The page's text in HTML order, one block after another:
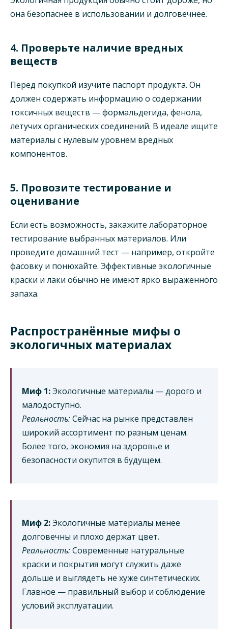
она безопаснее в использовании и долговечнее.
4. Проверьте наличие вредных
веществ
Перед покупкой изучите паспорт продукта. Он
должен содержать информацию о содержании
токсичных веществ — формальдегида, фенола,
летучих органических соединений. В идеале ищите
материалы с нулевым уровнем вредных
компонентов.
5. Провозите тестирование и
оценивание
Если есть возможность, закажите лабораторное
тестирование выбранных материалов. Или
проведите домашний тест — например, откройте
фасовку и понюхайте. Эффективные экологичные
краски и лаки обычно не имеют ярко выраженного
запаха.
Распространённые мифы о
экологичных материалах
Миф 1:Экологичные материалы — дорого и
малодоступно.
Реальность:Сейчас на рынке представлен
широкий ассортимент по разным ценам.
Более того, экономия на здоровье и
безопасности окупится в будущем.
Миф 2:Экологичные материалы менее
долговечны и плохо держат цвет.
Реальность:Современные натуральные
краски и покрытия могут служить даже
дольше и выглядеть не хуже синтетических.
Главное — правильный выбор и соблюдение
условий эксплуатации.